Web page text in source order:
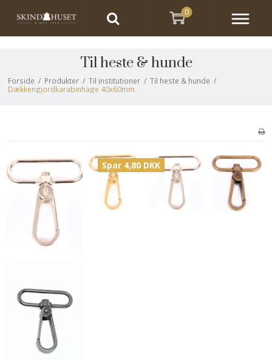
Til heste & hunde
Forside / Produkter / Til institutioner / Til heste & hunde /
Dækkengjordkarabinhage 40x60mm
Spar 4,80 DKK
0